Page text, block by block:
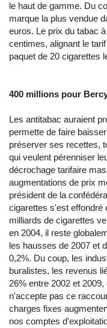
le haut de gamme. Du
marque la plus vendue
euros. Le prix du tabac
centimes, alignant le
paquet de 20 cigarettes
400 millions pour
Les antitabac auraient
permette de faire
préserver ses recettes,
qui veulent pérenniser
décrochage tarifaire
augmentations de prix
président de la
cigarettes s'est effondré
milliards de cigarettes
en 2004, il reste
les hausses de 2007 et
0,2%. Du coup, les
buralistes, les revenus
26% entre 2002 et
n'accepte pas ce
charges fixes
nos comptes